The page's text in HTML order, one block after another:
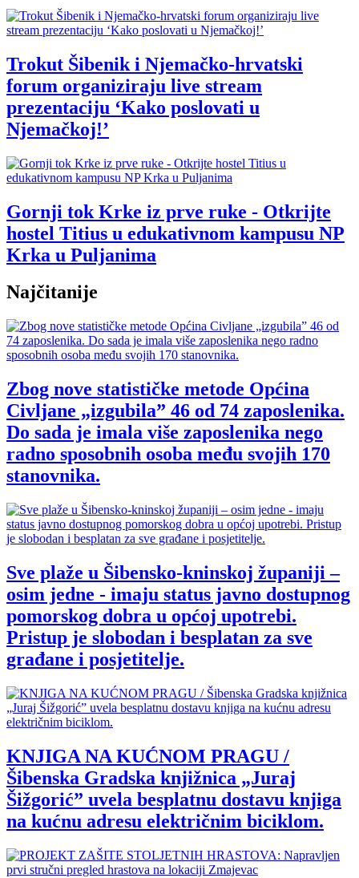
Trokut Šibenik i Njemačko-hrvatski
forum organiziraju live stream
prezentaciju ‘Kako poslovati u
Njemačkoj!’
Gornji tok Krke iz prve ruke - Otkrijte
hostel Titius u edukativnom kampusu NP
Krka u Puljanima
Najčitanije
Zbog nove statističke metode Općina
Civljane „izgubila” 46 od 74 zaposlenika.
Do sada je imala više zaposlenika nego
radno sposobnih osoba među svojih 170
stanovnika.
Sve plaže u Šibensko-kninskoj županiji –
osim jedne - imaju status javno dostupnog
pomorskog dobra u općoj upotrebi.
Pristup je slobodan i besplatan za sve
građane i posjetitelje.
KNJIGA NA KUĆNOM PRAGU /
Šibenska Gradska knjižnica „Juraj
Šižgorić” uvela besplatnu dostavu knjiga
na kućnu adresu električnim biciklom.